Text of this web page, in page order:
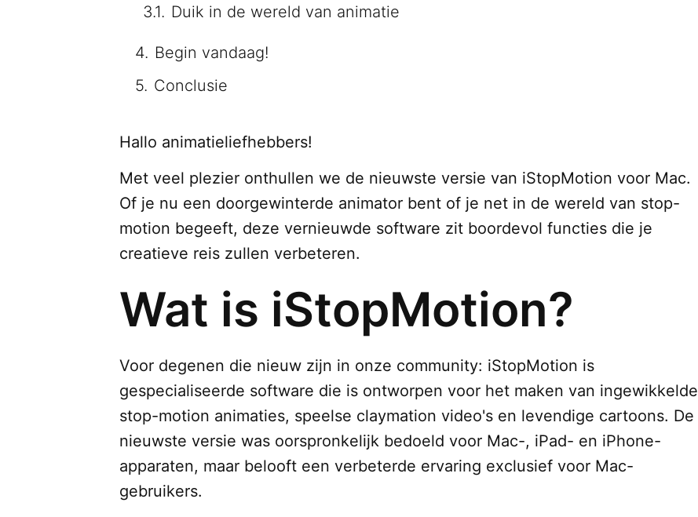
Duik in de wereld van animatie
Begin vandaag!
Conclusie
Hallo animatieliefhebbers!
Met veel plezier onthullen we de nieuwste versie van iStopMotion voor Mac.
Of je nu een doorgewinterde animator bent of je net in de wereld van stop-
motion begeeft, deze vernieuwde software zit boordevol functies die je
creatieve reis zullen verbeteren.
Wat is iStopMotion?
Voor degenen die nieuw zijn in onze community: iStopMotion is
gespecialiseerde software die is ontworpen voor het maken van ingewikkelde
stop-motion animaties, speelse claymation video's en levendige cartoons. De
nieuwste versie was oorspronkelijk bedoeld voor Mac-, iPad- en iPhone-
apparaten, maar belooft een verbeterde ervaring exclusief voor Mac-
gebruikers.